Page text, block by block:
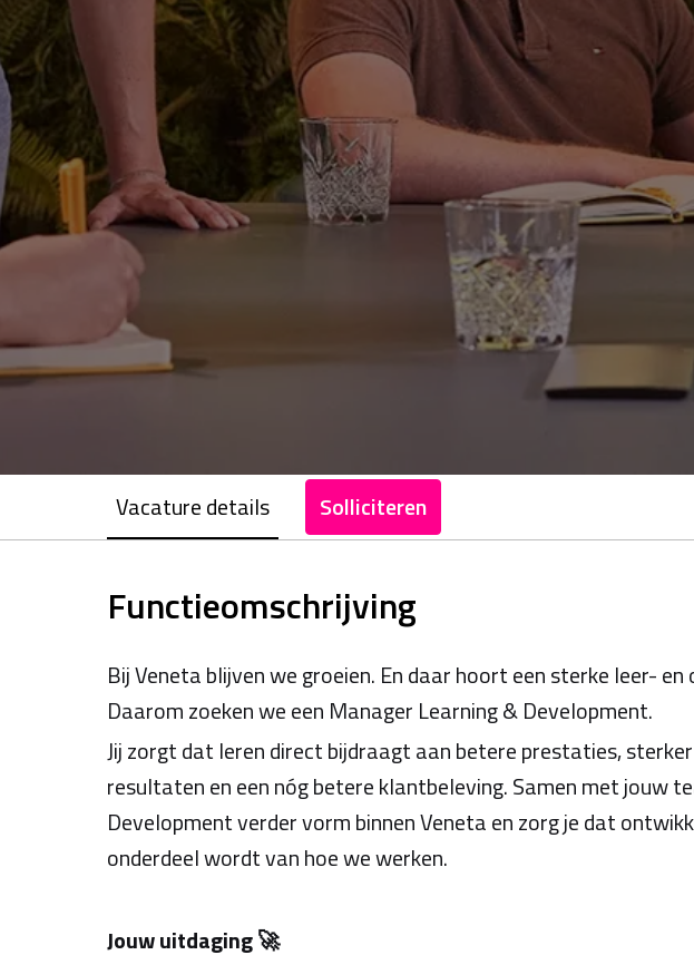
Vacature details Solliciteren
Functieomschrijving
Bij Veneta blijven we groeien. En daar hoort een sterke leer-
Daarom zoeken we een Manager Learning & Development.
Jij zorgt dat leren direct bijdraagt aan betere prestaties,
resultaten en een nóg betere klantbeleving. Samen met jouw
Development verder vorm binnen Veneta en zorg je dat
onderdeel wordt van hoe we werken.
Jouw uitdaging 🚀